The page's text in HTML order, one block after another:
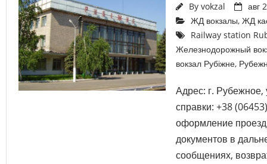
By vokzal
авг
ЖД вокзалы, ЖД
Railway station
Железнодорожный
вокзал Рубіжне,
Адрес: г.
справки: +38
оформление
документов в
сообщениях,